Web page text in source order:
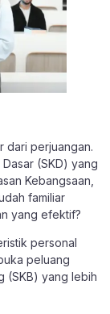
dari perjuangan.
(SKD) yang
Kebangsaan,
familiar
yang efektif?
personal
peluang
(SKB) yang lebih